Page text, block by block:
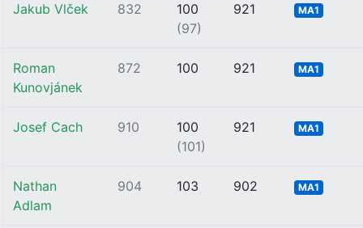
Jakub Vlček 832
100
(97)
921 MA1
Roman
Kunovjánek
872 100 921 MA1
Josef Cach 910
100
(101)
921 MA1
Nathan
Adlam
904 103 902 MA1